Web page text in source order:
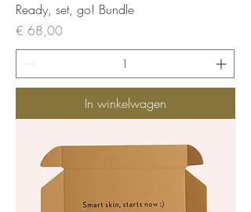
Ready, set, go! Bundle
Prijs
€ 68,00
In winkelwagen